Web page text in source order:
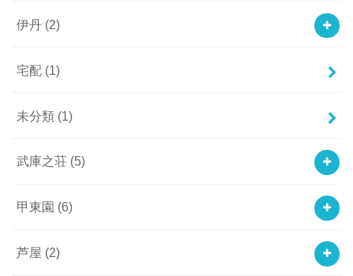
伊丹 (2)
宅配 (1)
未分類 (1)
武庫之荘 (5)
甲東園 (6)
芦屋 (2)